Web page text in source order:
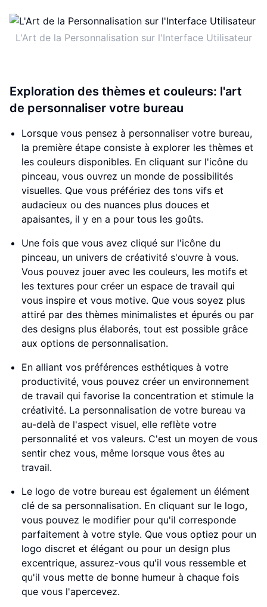
L'Art de la Personnalisation sur l'Interface Utilisateur
Exploration des thèmes et couleurs: l'art
de personnaliser votre bureau
Lorsque vous pensez à personnaliser votre bureau,
la première étape consiste à explorer les thèmes et
les couleurs disponibles. En cliquant sur l'icône du
pinceau, vous ouvrez un monde de possibilités
visuelles. Que vous préfériez des tons vifs et
audacieux ou des nuances plus douces et
apaisantes, il y en a pour tous les goûts.
Une fois que vous avez cliqué sur l'icône du
pinceau, un univers de créativité s'ouvre à vous.
Vous pouvez jouer avec les couleurs, les motifs et
les textures pour créer un espace de travail qui
vous inspire et vous motive. Que vous soyez plus
attiré par des thèmes minimalistes et épurés ou par
des designs plus élaborés, tout est possible grâce
aux options de personnalisation.
En alliant vos préférences esthétiques à votre
productivité, vous pouvez créer un environnement
de travail qui favorise la concentration et stimule la
créativité. La personnalisation de votre bureau va
au-delà de l'aspect visuel, elle reflète votre
personnalité et vos valeurs. C'est un moyen de vous
sentir chez vous, même lorsque vous êtes au
travail.
Le logo de votre bureau est également un élément
clé de sa personnalisation. En cliquant sur le logo,
vous pouvez le modifier pour qu'il corresponde
parfaitement à votre style. Que vous optiez pour un
logo discret et élégant ou pour un design plus
excentrique, assurez-vous qu'il vous ressemble et
qu'il vous mette de bonne humeur à chaque fois
que vous l'apercevez.